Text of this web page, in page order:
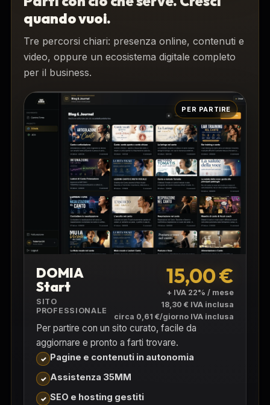
quando vuoi.
Tre percorsi chiari: presenza online, contenuti e
video, oppure un ecosistema digitale completo
per il business.
PER PARTIRE
DOMIA
Start
SITO
PROFESSIONALE
15,00 €
+ IVA 22% / mese
18,30 € IVA inclusa
circa 0,61 €/giorno IVA inclusa
Per partire con un sito curato, facile da
aggiornare e pronto a farti trovare.
Pagine e contenuti in autonomia
Assistenza 35MM
SEO e hosting gestiti